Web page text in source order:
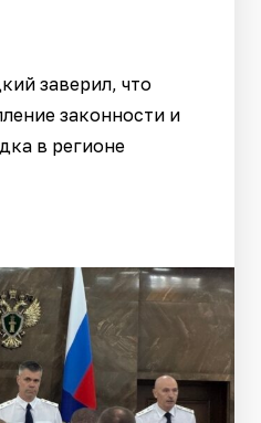
заверил, что
законности и
в регионе